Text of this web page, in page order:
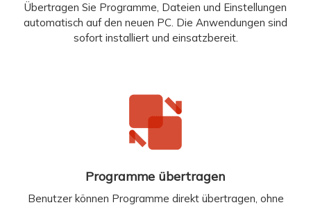
Übertragen Sie Programme, Dateien und Einstellungen
automatisch auf den neuen PC. Die Anwendungen sind
sofort installiert und einsatzbereit.
Programme übertragen
Benutzer können Programme direkt übertragen, ohne